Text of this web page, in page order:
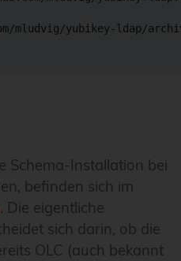
mludvig/yubikey-ldap/
Schema-Installation bei
befinden sich im
. Die eigentliche
sich darin, ob die
OLC (auch bekannt